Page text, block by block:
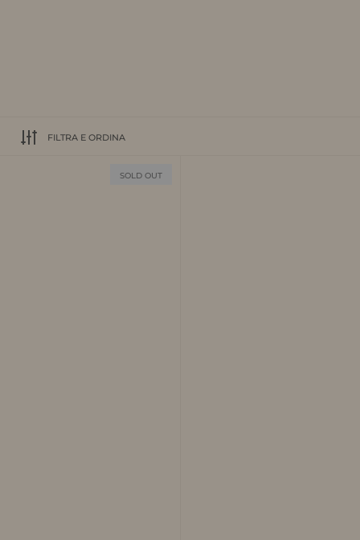
FILTRA E ORDINA
SOLD OUT